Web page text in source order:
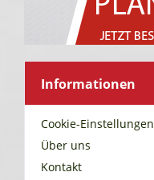
Informationen
Cookie-Einstellungen
Über uns
Kontakt